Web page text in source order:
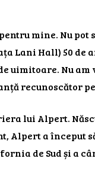
mine. Nu pot
Lani Hall) 50 de
uimitoare. Nu am
recunoscător
lui Alpert.
Alpert a început
de Sud și a